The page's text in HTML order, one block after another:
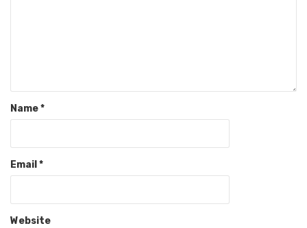
Name*
Email *
Website